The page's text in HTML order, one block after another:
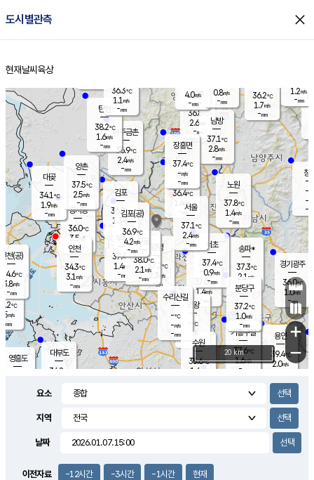
도시별관측 close
홈
현재날씨 육상
의도
℃
m/s
mm
영흥도
양주
36.8℃
2.6
-mm
과천
37.0℃
1.4m/s
- mm
용인
39.4℃
2.0m/s
경기광주
36.0℃
1.0m/s
-mm
3.0m/s
대부도
34.8
경서동
36.0℃
3.5 m/s
-mm
파주금촌
36.9℃
2.4m/s
-mm
36.2℃
1.7m/s
-mm
대곶
34.1℃
1.9m/s
-mm
창
-
-m/
-
탄현
38.2℃
1.6m/s
-mm
1.2m/s
-mm
의왕
- ℃
m/s
mm
김포
36.8℃
1.3 m/s
mm
광명
37.2 ℃
2.3 m/s
-mm
부천
37.4℃
1.4m/s
-mm
양촌
37.5℃
2.5m/s
-mm
구로
38.0℃
2.1 m/s
-mm
은평
36.4℃
1.4 m/s
- mm
노원
37.8℃
1.4m/s
-mm
송파*
37.3℃
2.1 m/s
-mm
서초
37.4℃
0.9m/s
-mm
남방
37.1℃
2.8m/s
-mm
기흥구갈
37.6℃
1.6m/s
-
수리산길
-℃
-m/s
-mm
분당구
37.2℃
1.0m/s
-mm
장흥면
37.4℃
-m/s
-mm
4.0m/s
-mm
인천(공)
34.6℃
3.8m/s
-mm
김포(공)
36.9℃
4.2m/s
-mm
수원
35.6℃
1.6 m/s
인천
34.3℃
3.1 m/s
-mm
서울
37.1℃
2.4m/s
-mm
36.3℃
1.1 m/s
-mm
0.8m/s
-mm
+
−
20 km
요소
지역
날짜
이전자료 -12시간 -3시간 -1시간 현재